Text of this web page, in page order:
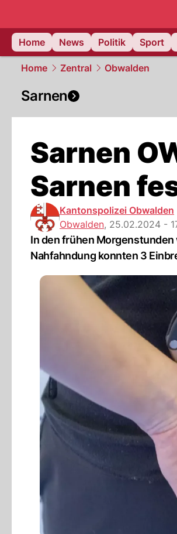
Home
News Politik Sport
Home Zentral Obwalden
Sarnen
Sarnen
Sarnen
Kantonspolizei Obwalden
Obwalden, 25.02.2024 -
In den frühen
Nahfahndung konnten 3